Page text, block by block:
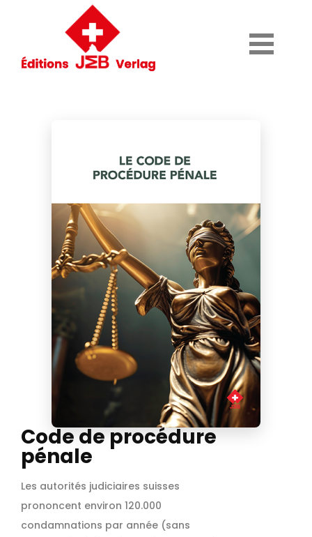
Code de procédure
pénale
Les autorités judiciaires suisses
prononcent environ 120.000
condamnations par année (sans